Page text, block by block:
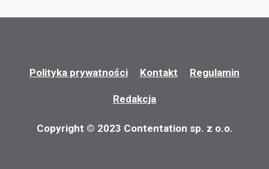
Polityka prywatności Kontakt Regulamin
Redakcja
Copyright © 2023 Contentation sp. z o.o.